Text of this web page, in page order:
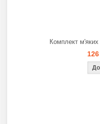
Комплект